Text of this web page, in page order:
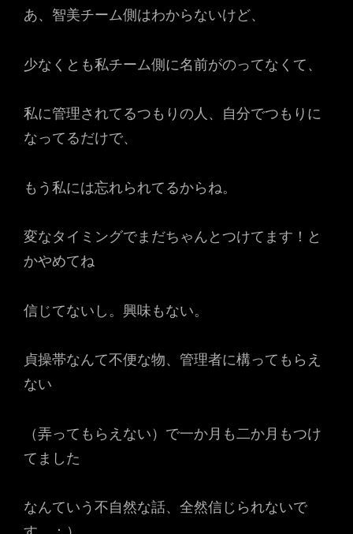
あ、智美チーム側はわからないけど、
少なくとも私チーム側に名前がのってなくて、
私に管理されてるつもりの人、自分でつもりに
なってるだけで、
もう私には忘れられてるからね。
変なタイミングでまだちゃんとつけてます！と
かやめてね
信じてないし。興味もない。
貞操帯なんて不便な物、管理者に構ってもらえ
ない
（弄ってもらえない）で一か月も二か月もつけ
てました
なんていう不自然な話、全然信じられないで